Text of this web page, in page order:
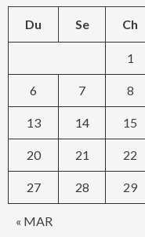
Du Se Ch
« MAR
1
6 7 8
13 14 15
20 21 22
27 28 29